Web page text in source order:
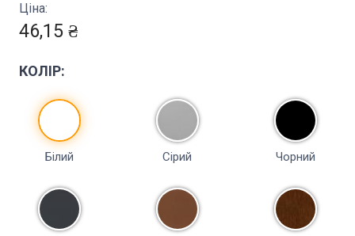
Ціна:
46,15 ₴
КОЛІР:
Білий Сірий Чорний